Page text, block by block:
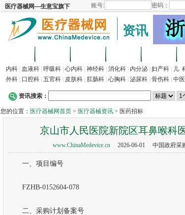
资讯
内科 血液科 呼吸科 心内科 神经科 消化科 内分泌 妇产科 儿
外科
口腔科 五官科 皮肤科 肛肠科 心胸科 泌尿科 骨伤科 中
资讯搜索：
您的位置： 医疗器械网首页 > 医疗器械资讯 > 医药招标
京山市人民医院新院区耳鼻喉科
www.ChinaMedevice.cn2026-06-01 中国政府采
一、项目编号
FZHB-0152604-078
二、采购计划备案号